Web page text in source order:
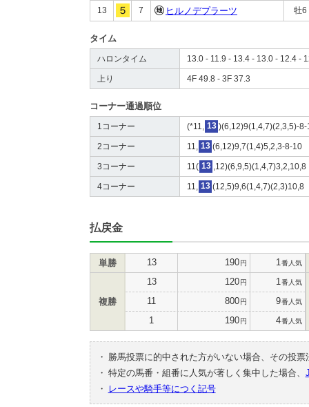
13 7 ヒルノデプラーツ 牡6
タイム
ハロンタイム 13.0 - 11.9 - 13.4 - 13.0 - 12.4 -
上り 4F 49.8 - 3F 37.3
コーナー通過順位
1コーナー (*11, 13 )(6,12)9(1,4,7)(2,3,5)-8-
2コーナー 11, 13 (6,12)9,7(1,4)5,2,3-8-10
3コーナー 11( 13 ,12)(6,9,5)(1,4,7)3,2,10,8
4コーナー 11, 13 (12,5)9,6(1,4,7)(2,3)10,8
払戻金
単勝 13 190円 1 番人気
複勝
13 120円 1 番人気
11 800円 9番人気
1 190円 4番人気
・
勝馬投票に的中された方がいない場合、その投
・ 特定の馬番・組番に人気が著しく集中した場合、
・
レースや騎手等につく記号